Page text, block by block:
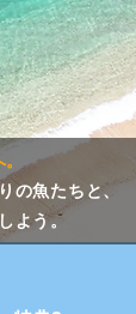
の魚たちと、
よう。